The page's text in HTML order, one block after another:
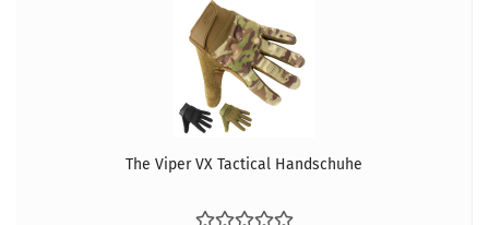
The Viper VX Tactical Handschuhe